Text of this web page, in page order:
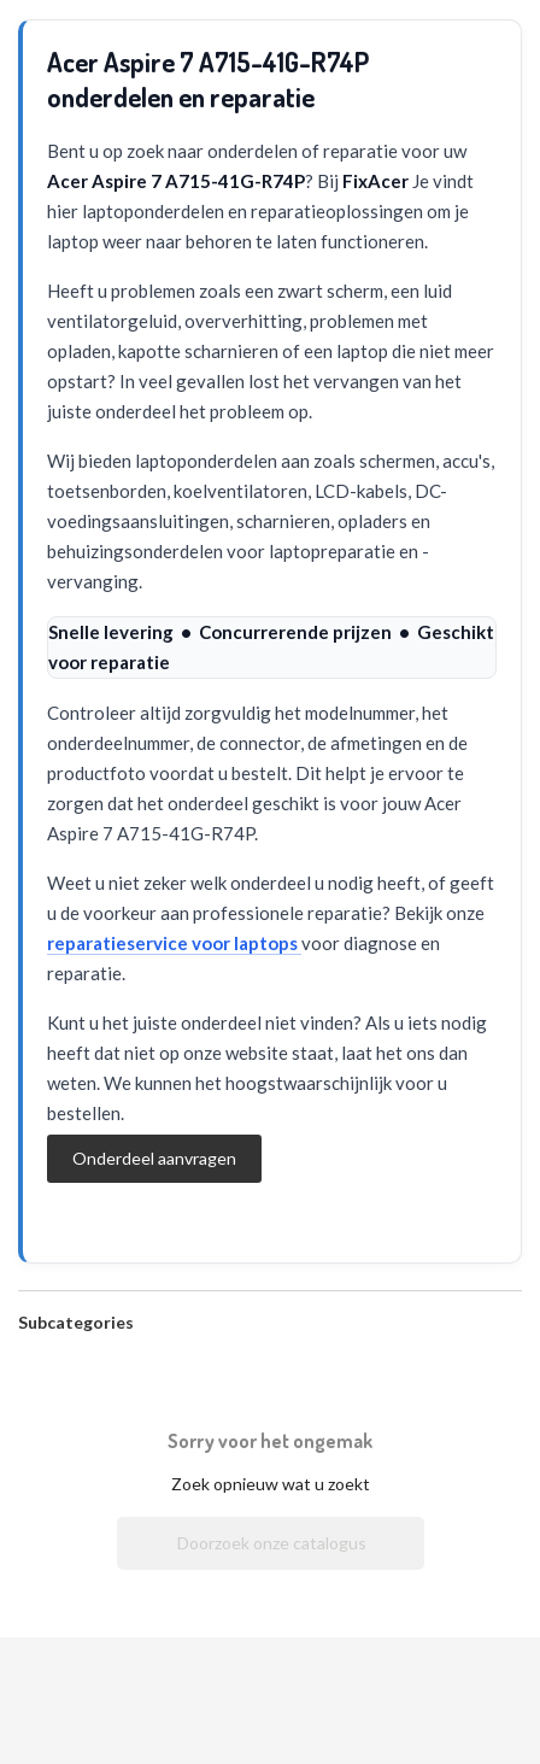
Acer Aspire 7 A715-41G-R74P
onderdelen en reparatie
Bent u op zoek naar onderdelen of reparatie voor uw
Acer Aspire 7 A715-41G-R74P? Bij FixAcer Je vindt
hier laptoponderdelen en reparatieoplossingen om je
laptop weer naar behoren te laten functioneren.
Heeft u problemen zoals een zwart scherm, een luid
ventilatorgeluid, oververhitting, problemen met
opladen, kapotte scharnieren of een laptop die niet meer
opstart? In veel gevallen lost het vervangen van het
juiste onderdeel het probleem op.
Wij bieden laptoponderdelen aan zoals schermen, accu's,
toetsenborden, koelventilatoren, LCD-kabels, DC-
voedingsaansluitingen, scharnieren, opladers en
behuizingsonderdelen voor laptopreparatie en -
vervanging.
Snelle levering • Concurrerende prijzen • Geschikt
voor reparatie
Controleer altijd zorgvuldig het modelnummer, het
onderdeelnummer, de connector, de afmetingen en de
productfoto voordat u bestelt. Dit helpt je ervoor te
zorgen dat het onderdeel geschikt is voor jouw Acer
Aspire 7 A715-41G-R74P.
Weet u niet zeker welk onderdeel u nodig heeft, of geeft
u de voorkeur aan professionele reparatie? Bekijk onze
reparatieservice voor laptopsvoor diagnose en
reparatie.
Kunt u het juiste onderdeel niet vinden? Als u iets nodig
heeft dat niet op onze website staat, laat het ons dan
weten. We kunnen het hoogstwaarschijnlijk voor u
bestellen.
Onderdeel aanvragen
Subcategories
Sorry voor het ongemak
Zoek opnieuw wat u zoekt